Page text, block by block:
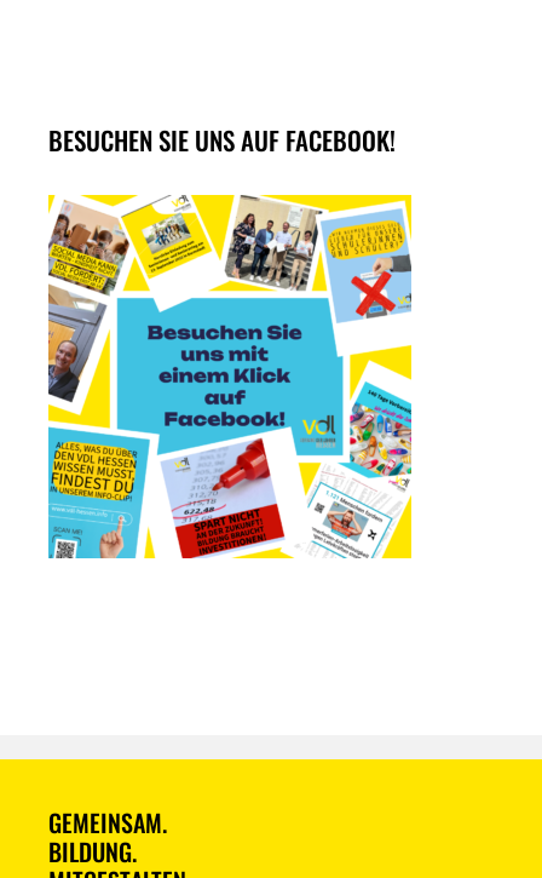
BESUCHEN SIE UNS AUF FACEBOOK!
GEMEINSAM.
BILDUNG.